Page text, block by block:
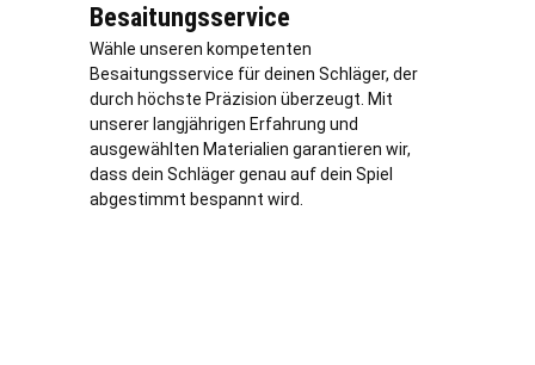
Besaitungsservice
Wähle unseren kompetenten
Besaitungsservice für deinen Schläger, der
durch höchste Präzision überzeugt. Mit
unserer langjährigen Erfahrung und
ausgewählten Materialien garantieren wir,
dass dein Schläger genau auf dein Spiel
abgestimmt bespannt wird.